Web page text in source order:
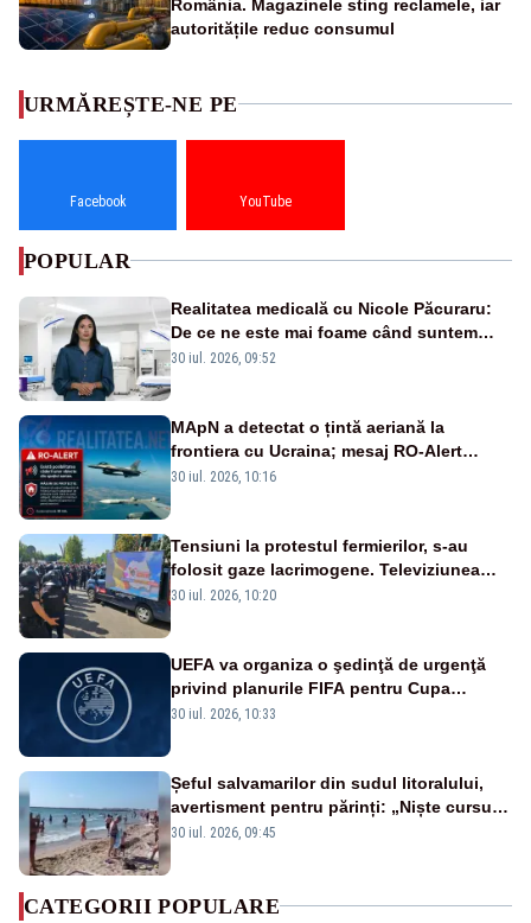
România. Magazinele sting reclamele, iar
autoritățile reduc consumul
URMĂREȘTE-NE PE
Facebook YouTube
POPULAR
Realitatea medicală cu Nicole Păcuraru:
De ce ne este mai foame când suntem
obosiți?
30 iul. 2026, 09:52
MApN a detectat o țintă aeriană la
frontiera cu Ucraina; mesaj RO-Alert
transmis în județul Tulcea
30 iul. 2026, 10:16
Tensiuni la protestul fermierilor, s-au
folosit gaze lacrimogene. Televiziunea
Poporului face apel la calm – LIVE TEXT
30 iul. 2026, 10:20
UEFA va organiza o şedinţă de urgenţă
privind planurile FIFA pentru Cupa
Mondială
30 iul. 2026, 10:33
Șeful salvamarilor din sudul litoralului,
avertisment pentru părinți: „Niște cursuri
de înot la piscină nu sunt suficiente”
30 iul. 2026, 09:45
CATEGORII POPULARE